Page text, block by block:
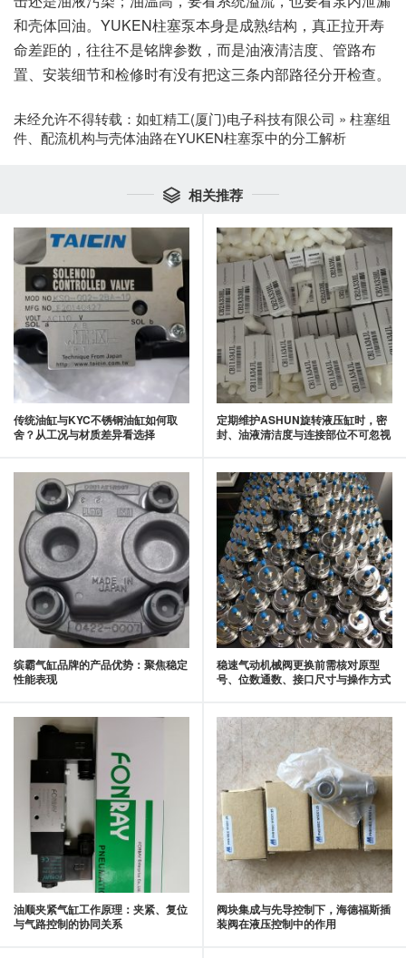
和壳体回油。YUKEN柱塞泵本身是成熟结构，真正拉开寿
命差距的，往往不是铭牌参数，而是油液清洁度、管路布
置、安装细节和检修时有没有把这三条内部路径分开检查。
未经允许不得转载： 如虹精工(厦门)电子科技有限公司 » 柱塞组
件、配流机构与壳体油路在YUKEN柱塞泵中的分工解析
 相关推荐
传统油缸与KYC不锈钢油缸如何取
舍？从工况与材质差异看选择
定期维护ASHUN旋转液压缸时，密
封、油液清洁度与连接部位不可忽视
缤霸气缸品牌的产品优势：聚焦稳定
性能表现
稳速气动机械阀更换前需核对原型
号、位数通数、接口尺寸与操作方式
油顺夹紧气缸工作原理：夹紧、复位
与气路控制的协同关系
阀块集成与先导控制下，海德福斯插
装阀在液压控制中的作用